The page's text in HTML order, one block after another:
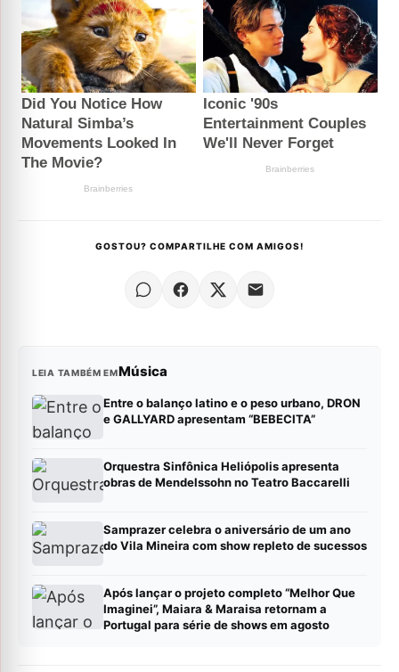
GOSTOU? COMPARTILHE COM AMIGOS!
LEIA TAMBÉM EMMúsica
Entre o balanço latino e o peso urbano, DRON
e GALLYARD apresentam “BEBECITA”
Orquestra Sinfônica Heliópolis apresenta
obras de Mendelssohn no Teatro Baccarelli
Samprazer celebra o aniversário de um ano
do Vila Mineira com show repleto de sucessos
Após lançar o projeto completo “Melhor Que
Imaginei”, Maiara & Maraisa retornam a
Portugal para série de shows em agosto